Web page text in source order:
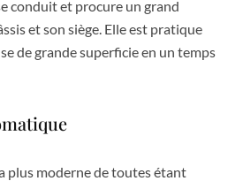
conduit et procure un grand
et son siège. Elle est pratique
de grande superficie en un temps
plus moderne de toutes étant